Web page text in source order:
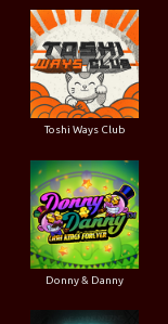
Toshi Ways Club
Donny & Danny